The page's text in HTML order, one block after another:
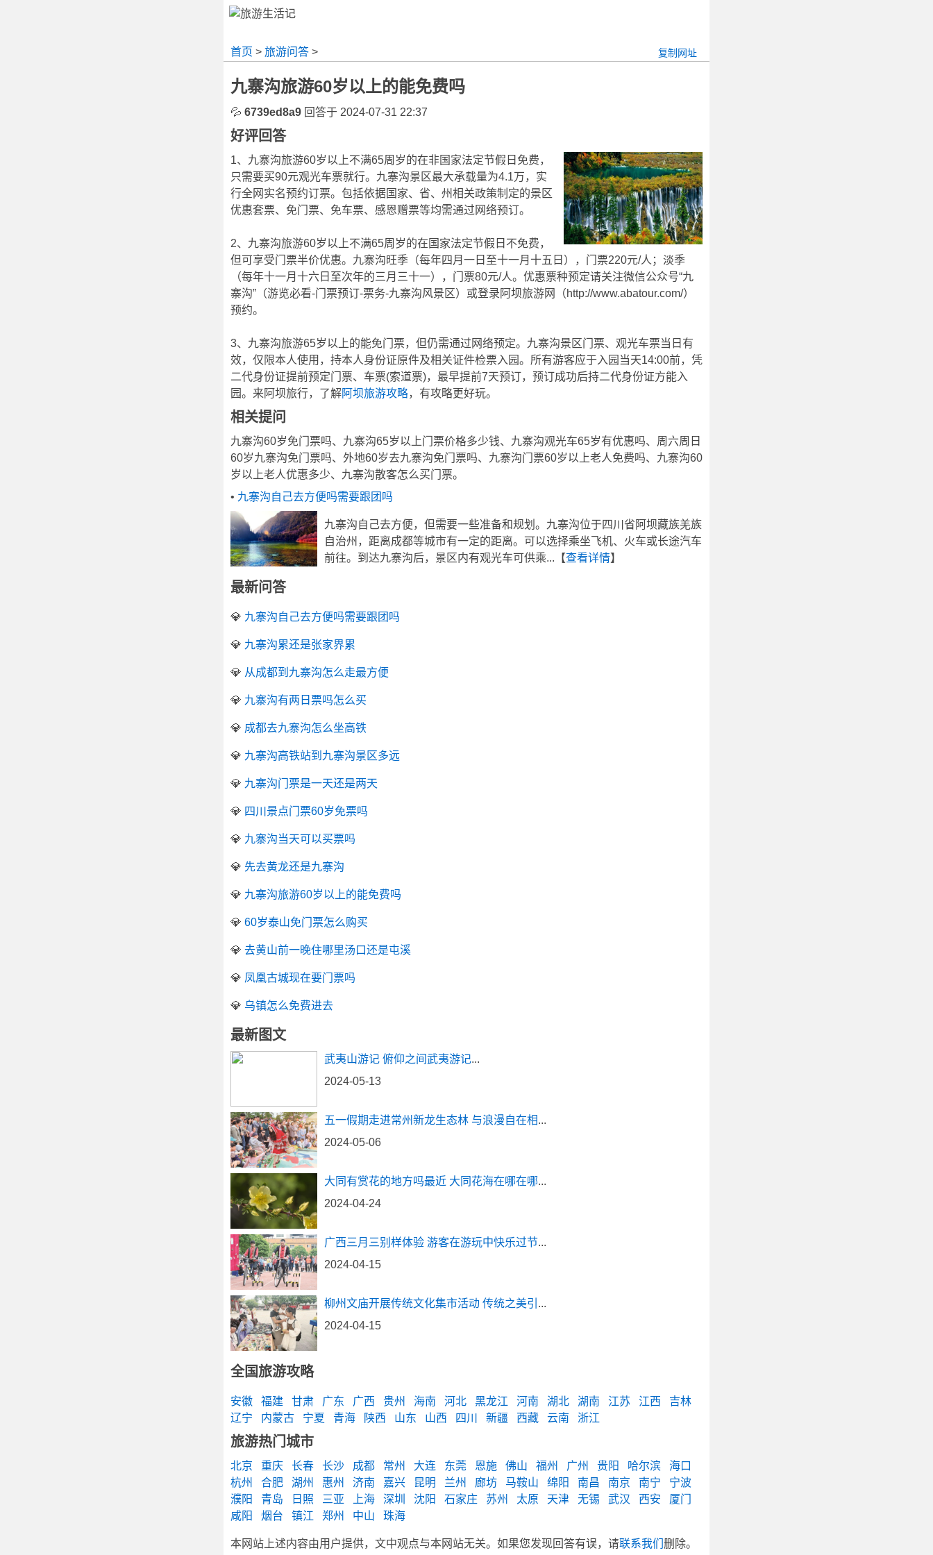
首页 > 旅游问答 >
九寨沟旅游60岁以上的能免费吗
💦 6739ed8a9 回答于 2024-07-31 22:37
好评回答
1、九寨沟旅游60岁以上不满65周岁的在非国家法定节假日免费，
只需要买90元观光车票就行。九寨沟景区最大承载量为4.1万，实
行全网实名预约订票。包括依据国家、省、州相关政策制定的景区
优惠套票、免门票、免车票、感恩赠票等均需通过网络预订。
2、九寨沟旅游60岁以上不满65周岁的在国家法定节假日不免费，
但可享受门票半价优惠。九寨沟旺季（每年四月一日至十一月十五日），门票220元/人；淡季
（每年十一月十六日至次年的三月三十一），门票80元/人。优惠票种预定请关注微信公众号“九
寨沟”（游览必看-门票预订-票务-九寨沟风景区）或登录阿坝旅游网（http://www.abatour.com/）
预约。
3、九寨沟旅游65岁以上的能免门票，但仍需通过网络预定。九寨沟景区门票、观光车票当日有
效，仅限本人使用，持本人身份证原件及相关证件检票入园。所有游客应于入园当天14:00前，凭
二代身份证提前预定门票、车票(索道票)，最早提前7天预订，预订成功后持二代身份证方能入
园。来阿坝旅行，了解阿坝旅游攻略，有攻略更好玩。
相关提问
九寨沟60岁免门票吗、九寨沟65岁以上门票价格多少钱、九寨沟观光车65岁有优惠吗、周六周日
60岁九寨沟免门票吗、外地60岁去九寨沟免门票吗、九寨沟门票60岁以上老人免费吗、九寨沟60
岁以上老人优惠多少、九寨沟散客怎么买门票。
• 九寨沟自己去方便吗需要跟团吗
九寨沟自己去方便，但需要一些准备和规划。九寨沟位于四川省阿坝藏族羌族
自治州，距离成都等城市有一定的距离。可以选择乘坐飞机、火车或长途汽车
前往。到达九寨沟后，景区内有观光车可供乘...【查看详情】
最新问答
💎 九寨沟自己去方便吗需要跟团吗
💎 九寨沟累还是张家界累
💎 从成都到九寨沟怎么走最方便
💎 九寨沟有两日票吗怎么买
💎 成都去九寨沟怎么坐高铁
💎 九寨沟高铁站到九寨沟景区多远
💎 九寨沟门票是一天还是两天
💎 四川景点门票60岁免票吗
💎 九寨沟当天可以买票吗
💎 先去黄龙还是九寨沟
💎 九寨沟旅游60岁以上的能免费吗
💎 60岁泰山免门票怎么购买
💎 去黄山前一晚住哪里汤口还是屯溪
💎 凤凰古城现在要门票吗
💎 乌镇怎么免费进去
最新图文
武夷山游记 俯仰之间武夷游记...
2024-05-13
五一假期走进常州新龙生态林 与浪漫自在相...
2024-05-06
大同有赏花的地方吗最近 大同花海在哪在哪...
2024-04-24
广西三月三别样体验 游客在游玩中快乐过节...
2024-04-15
柳州文庙开展传统文化集市活动 传统之美引 ...
2024-04-15
全国旅游攻略
安徽 福建 甘肃 广东 广西 贵州 海南 河北 黑龙江 河南 湖北 湖南 江苏 江西
吉林
辽宁
内蒙古 宁夏 青海 陕西 山东 山西 四川 新疆 西藏 云南 浙江
旅游热门城市
北京 重庆 长春 长沙 成都 常州 大连 东莞 恩施 佛山 福州 广州 贵阳 哈尔滨
海口
杭州
合肥 湖州 惠州 济南 嘉兴 昆明 兰州 廊坊 马鞍山 绵阳 南昌 南京 南宁
宁波
濮阳
青岛 日照 三亚 上海 深圳 沈阳 石家庄 苏州 太原 天津 无锡 武汉 西安
厦门
咸阳
烟台 镇江 郑州 中山 珠海
本网站上述内容由用户提供，文中观点与本网站无关。如果您发现回答有误，请联系我们 删除。